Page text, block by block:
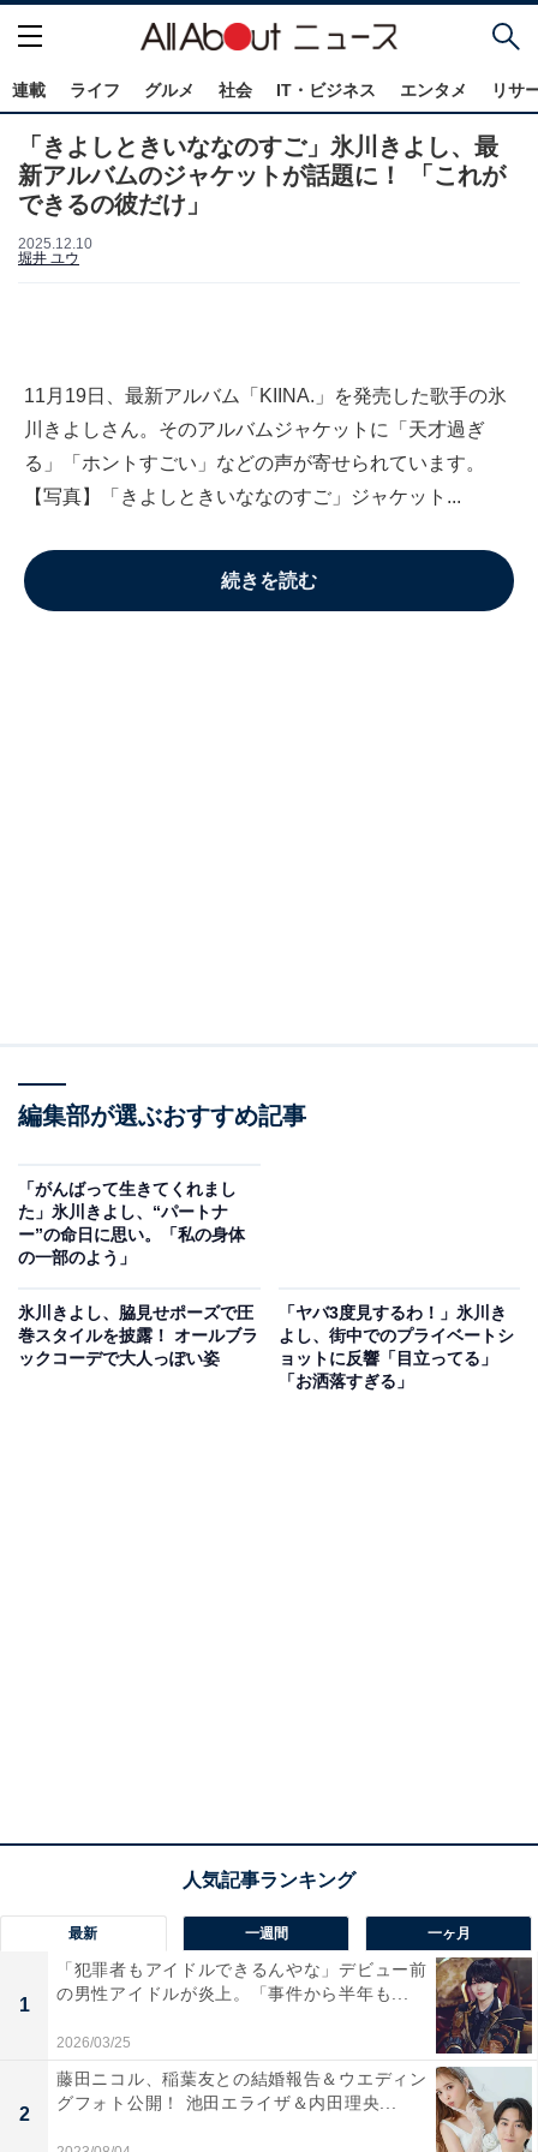
連載 ライフ グルメ 社会 IT・ビジネス エンタメ リサ
「きよしときいななのすご」氷川きよし、最
新アルバムのジャケットが話題に！ 「これが
できるの彼だけ」
2025.12.10
堀井 ユウ
11月19日、最新アルバム「KIINA.」を発売した歌手の氷
川きよしさん。そのアルバムジャケットに「天才過ぎ
る」「ホントすごい」などの声が寄せられています。
【写真】「きよしときいななのすご」ジャケット...
続きを読む
編集部が選ぶおすすめ記事
「がんばって生きてくれまし
た」氷川きよし、“パートナ
ー”の命日に思い。「私の身体
の一部のよう」
氷川きよし、脇見せポーズで圧
巻スタイルを披露！ オールブラ
ックコーデで大人っぽい姿
「ヤバ3度見するわ！」氷川き
よし、街中でのプライベートシ
ョットに反響「目立ってる」
「お洒落すぎる」
最新 一週間 一ヶ月
1
「犯罪者もアイドルできるんやな」デビュー前
の男性アイドルが炎上。「事件から半年も...
2026/03/25
2
藤田ニコル、稲葉友との結婚報告＆ウエディン
グフォト公開！ 池田エライザ＆内田理央...